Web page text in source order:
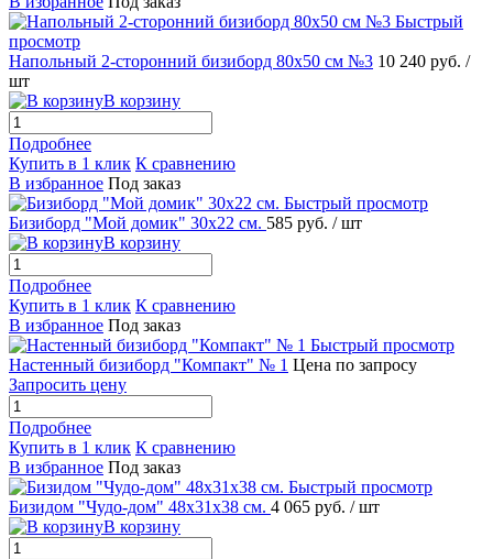
Быстрый
просмотр
Напольный 2-сторонний бизиборд 80х50 см №3 10 240 руб. /
шт
В корзину
Подробнее
Купить в 1 клик К сравнению
В избранное Под заказ
Быстрый просмотр
Бизиборд "Мой домик" 30х22 см. 585 руб. / шт
В корзину
Подробнее
Купить в 1 клик К сравнению
В избранное Под заказ
Быстрый просмотр
Настенный бизиборд "Компакт" № 1 Цена по запросу
Запросить цену
Подробнее
Купить в 1 клик К сравнению
В избранное Под заказ
Быстрый просмотр
Бизидом "Чудо-дом" 48х31х38 см. 4 065 руб. / шт
В корзину